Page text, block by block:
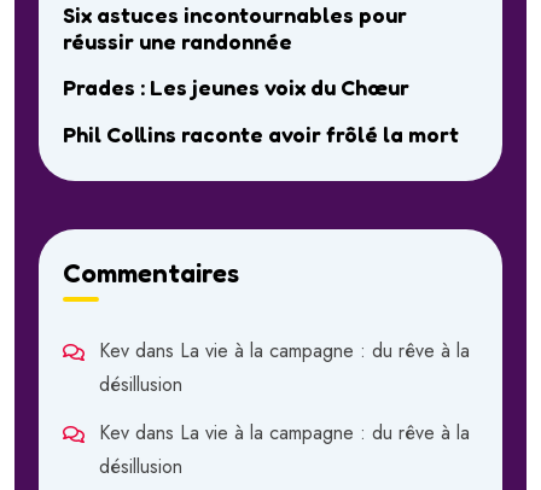
Six astuces incontournables pour
réussir une randonnée
Prades : Les jeunes voix du Chœur
Phil Collins raconte avoir frôlé la mort
Commentaires
Kev dans La vie à la campagne : du rêve à la
désillusion
Kev dans La vie à la campagne : du rêve à la
désillusion